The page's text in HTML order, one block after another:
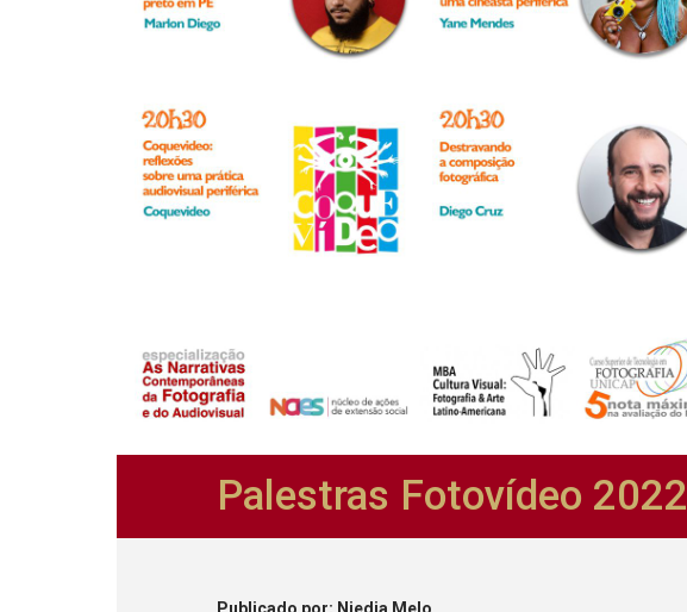
Palestras Fotovídeo 2022
Publicado por: Niedja Melo